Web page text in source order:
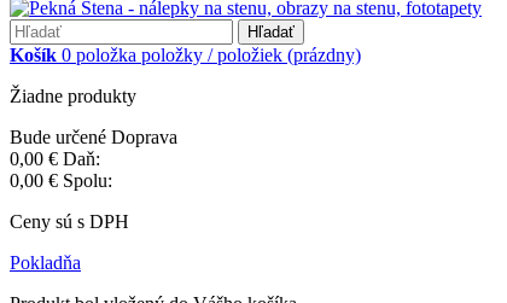
Hľadať
Košík 0 položka položky / položiek (prázdny)
Žiadne produkty
Bude určené Doprava
0,00 € Daň:
0,00 € Spolu:
Ceny sú s DPH
Pokladňa